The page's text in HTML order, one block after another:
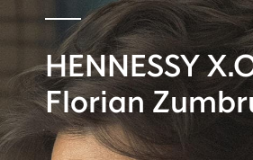
HENNESSY
Florian